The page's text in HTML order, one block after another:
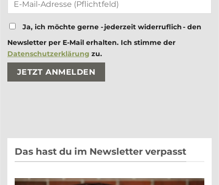
Ja, ich möchte gerne - jederzeit widerruflich - den
Newsletter per E-Mail erhalten. Ich stimme der
Datenschutzerklärung zu.
Bitte lasse dieses Feld leer.
Bitte lasse dieses Feld leer.
Das hast du im Newsletter verpasst